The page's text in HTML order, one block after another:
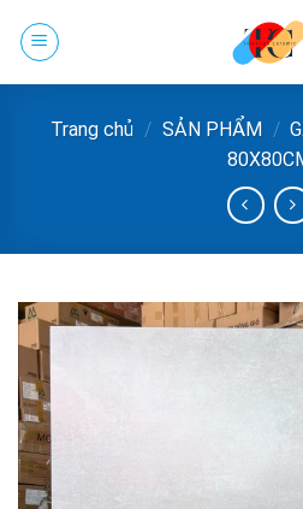
đến
Trang chủ / SẢN PHẨM /